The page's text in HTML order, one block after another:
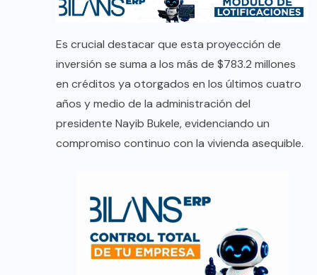
Es crucial destacar que esta proyección de
inversión se suma a los más de $783.2 millones
en créditos ya otorgados en los últimos cuatro
años y medio de la administración del
presidente Nayib Bukele, evidenciando un
compromiso continuo con la vivienda asequible.